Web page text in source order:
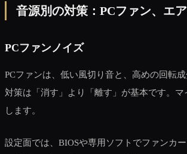
音源別の対策：PCファン、エ
PCファンノイズ
PCファンは、低い風切り音と、高めの回転
対策は「消す」より「離す」が基本です。マ
します。
設定面では、BIOSや専用ソフトでファンカ